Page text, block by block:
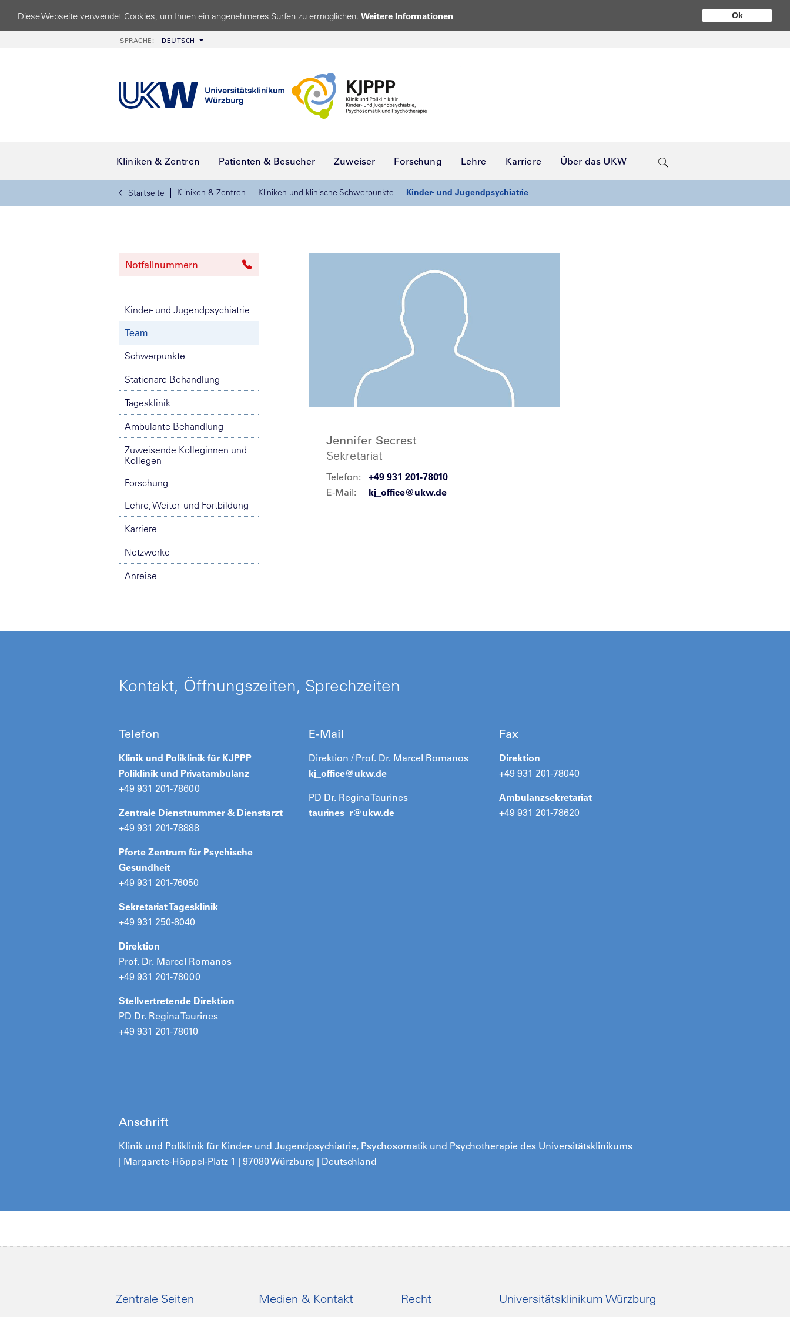
Ok
Diese Webseite verwendet Cookies, um Ihnen ein angenehmeres Surfen zu ermöglichen. Weitere Informationen
SPRACHE: DEUTSCH
Kliniken & Zentren Patienten & Besucher Zuweiser Forschung Lehre Karriere Über das UKW
Startseite Kliniken & Zentren Kliniken und klinische Schwerpunkte Kinder- und Jugendpsychiatrie
Notfallnummern
Kinder- und Jugendpsychiatrie
Team
Schwerpunkte
Stationäre Behandlung
Tagesklinik
Ambulante Behandlung
Zuweisende Kolleginnen und
Kollegen
Forschung
Lehre, Weiter- und Fortbildung
Karriere
Netzwerke
Anreise
Jennifer Secrest
Sekretariat
Telefon:
+49 931 201-78010
E-Mail:
kj_office@ukw.de
Kontakt, Öffnungszeiten, Sprechzeiten
Telefon
Klinik und Poliklinik für KJPPP
Poliklinik und Privatambulanz
+49 931 201-78600
Zentrale Dienstnummer & Dienstarzt
+49 931 201-78888
Pforte Zentrum für Psychische
Gesundheit
+49 931 201-76050
Sekretariat Tagesklinik
+49 931 250-8040
Direktion
Prof. Dr. Marcel Romanos
+49 931 201-78000
Stellvertretende Direktion
PD Dr. Regina Taurines
+49 931 201-78010
E-Mail
Direktion / Prof. Dr. Marcel Romanos
kj_office@ukw.de
PD Dr. Regina Taurines
taurines_r@ukw.de
Fax
Direktion
+49 931 201-78040
Ambulanzsekretariat
+49 931 201-78620
Anschrift
Klinik und Poliklinik für Kinder- und Jugendpsychiatrie, Psychosomatik und Psychotherapie des Universitätsklinikums
| Margarete-Höppel-Platz 1 | 97080 Würzburg | Deutschland
Zentrale Seiten Medien & Kontakt Recht Universitätsklinikum Würzburg